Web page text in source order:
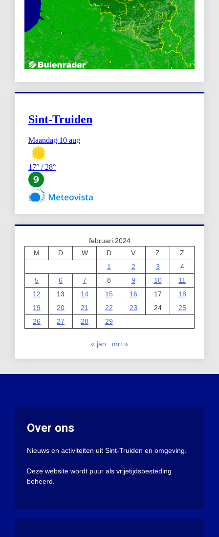
februari 2024
M
D W D V Z
Z
1
2 3
4
5
6 7 8 9 10
11
12
13 14 15 16 17
18
19
20 21 22 23 24
25
26
27 28 29
« jan mrt »
Over ons
Nieuws en activiteiten uit Sint-Truiden en omgeving.
Deze website wordt puur als vrijetijdsbesteding
beheerd.